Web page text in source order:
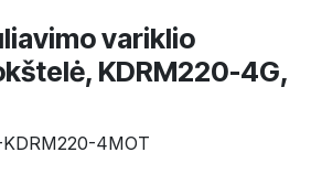
variklio
KDRM220-4G,
4MOT